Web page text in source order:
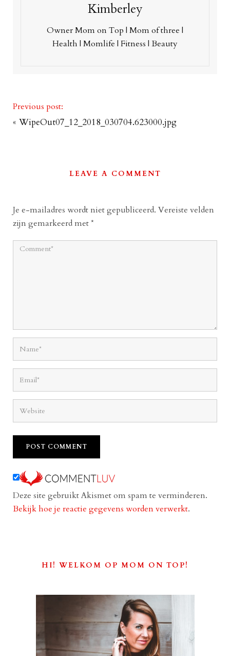
Kimberley
Owner Mom on Top | Mom of three |
Health | Momlife | Fitness | Beauty
Previous post:
« WipeOut07_12_2018_030704.623000.jpg
LEAVE A COMMENT
Je e-mailadres wordt niet gepubliceerd. Vereiste velden
zijn gemarkeerd met*
Deze site gebruikt Akismet om spam te verminderen.
Bekijk hoe je reactie gegevens worden verwerkt.
HI! WELKOM OP MOM ON TOP!